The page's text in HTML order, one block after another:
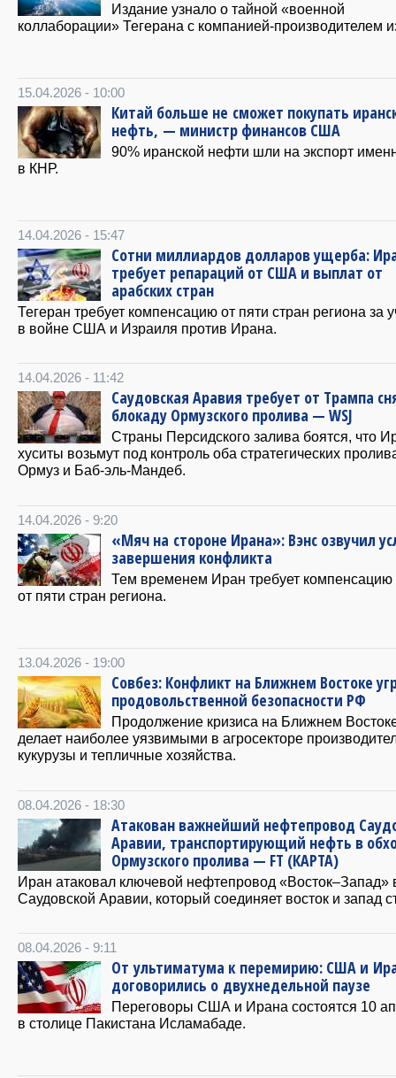
Издание узнало о тайной «военной
коллаборации» Тегерана с компанией-производителем
15.04.2026 - 10:00
Китай больше не сможет покупать
нефть, — министр финансов США
90% иранской нефти шли на экспорт
в КНР.
14.04.2026 - 15:47
Сотни миллиардов долларов ущерба:
требует репараций от США и выплат от
арабских стран
Тегеран требует компенсацию от пяти стран региона за
в войне США и Израиля против Ирана.
14.04.2026 - 11:42
Саудовская Аравия требует от Трампа
блокаду Ормузского пролива — WSJ
Страны Персидского залива боятся, что
хуситы возьмут под контроль оба стратегических
Ормуз и Баб-эль-Мандеб.
14.04.2026 - 9:20
«Мяч на стороне Ирана»: Вэнс озвучил
завершения конфликта
Тем временем Иран требует компенсацию
от пяти стран региона.
13.04.2026 - 19:00
Совбез: Конфликт на Ближнем Востоке
продовольственной безопасности РФ
Продолжение кризиса на Ближнем
делает наиболее уязвимыми в агросекторе
кукурузы и тепличные хозяйства.
08.04.2026 - 18:30
Атакован важнейший нефтепровод
Аравии, транспортирующий нефть в
Ормузского пролива — FT (КАРТА)
Иран атаковал ключевой нефтепровод «Восток–Запад»
Саудовской Аравии, который соединяет восток и запад
08.04.2026 - 9:11
От ультиматума к перемирию: США и
договорились о двухнедельной паузе
Переговоры США и Ирана состоятся 10
в столице Пакистана Исламабаде.